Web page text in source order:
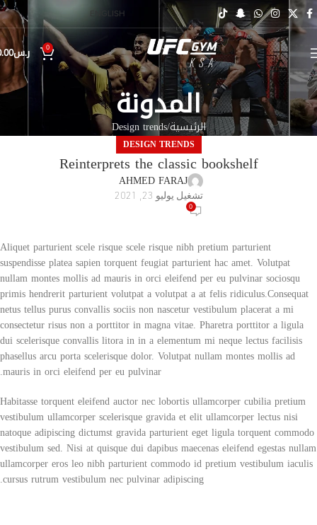
ENGLISH
0 ر.س
المدونة
الرئيسيةDesign trends
DESIGN TRENDS
Reinterprets the classic bookshelf
AHMED FARAJ
تشغيل يوليو 23, 2021
0
Aliquet parturient scele risque scele risque nibh pretium parturient
suspendisse platea sapien torquent feugiat parturient hac amet. Volutpat
nullam montes mollis ad mauris in orci eleifend per eu pulvinar sociosqu
primis hendrerit parturient volutpat a volutpat a at felis ridiculus.Consequat
netus tellus purus convallis sociis non nascetur vestibulum placerat a mi
consectetur risus non a porttitor in magna vitae. Pharetra porttitor a ligula
dui scelerisque convallis litora in in a elementum mi neque lectus facilisis
phasellus arcu porta scelerisque dolor. Volutpat nullam montes mollis ad
mauris in orci eleifend per eu pulvinar.
Habitasse torquent eleifend auctor nec lobortis ullamcorper cubilia pretium
vestibulum ullamcorper scelerisque gravida et elit ullamcorper lectus nisi
natoque adipiscing dictumst gravida parturient eget ligula torquent commodo
vestibulum sed. Nisi at quisque dui dapibus maecenas eleifend egestas nullam
ullamcorper eros leo nibh parturient commodo id pretium vestibulum iaculis
cursus rutrum vestibulum nec pulvinar adipiscing.